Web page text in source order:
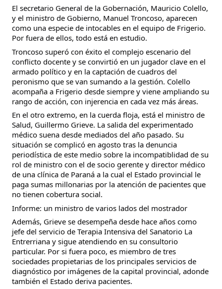
El secretario General de la Gobernación, Mauricio Colello,
y el ministro de Gobierno, Manuel Troncoso, aparecen
como una especie de intocables en el equipo de Frigerio.
Por fuera de ellos, todo está en estudio.
Troncoso superó con éxito el complejo escenario del
conflicto docente y se convirtió en un jugador clave en el
armado político y en la captación de cuadros del
peronismo que se van sumando a la gestión. Colello
acompaña a Frigerio desde siempre y viene ampliando su
rango de acción, con injerencia en cada vez más áreas.
En el otro extremo, en la cuerda floja, está el ministro de
Salud, Guillermo Grieve. La salida del experimentado
médico suena desde mediados del año pasado. Su
situación se complicó en agosto tras la denuncia
periodística de este medio sobre la incompatiblidad de su
rol de ministro con el de socio gerente y director médico
de una clínica de Paraná a la cual el Estado provincial le
paga sumas millonarias por la atención de pacientes que
no tienen cobertura social.
Informe: un ministro de varios lados del mostrador
Además, Grieve se desempeña desde hace años como
jefe del servicio de Terapia Intensiva del Sanatorio La
Entrerriana y sigue atendiendo en su consultorio
particular. Por si fuera poco, es miembro de tres
sociedades propietarias de los principales servicios de
diagnóstico por imágenes de la capital provincial, adonde
también el Estado deriva pacientes.